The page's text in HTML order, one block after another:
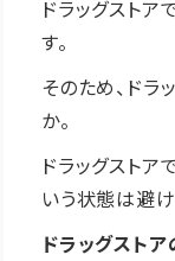
ドラッグスト
す。
そのため、ド
か。
ドラッグスト
いう状態は避
ドラッグスト